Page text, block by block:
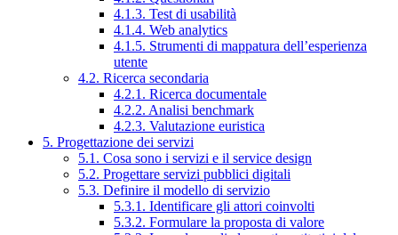
4.1.3. Test di usabilità
4.1.4. Web analytics
4.1.5. Strumenti di mappatura dell’esperienza
utente
4.2. Ricerca secondaria
4.2.1. Ricerca documentale
4.2.2. Analisi benchmark
4.2.3. Valutazione euristica
5. Progettazione dei servizi
5.1. Cosa sono i servizi e il service design
5.2. Progettare servizi pubblici digitali
5.3. Definire il modello di servizio
5.3.1. Identificare gli attori coinvolti
5.3.2. Formulare la proposta di valore